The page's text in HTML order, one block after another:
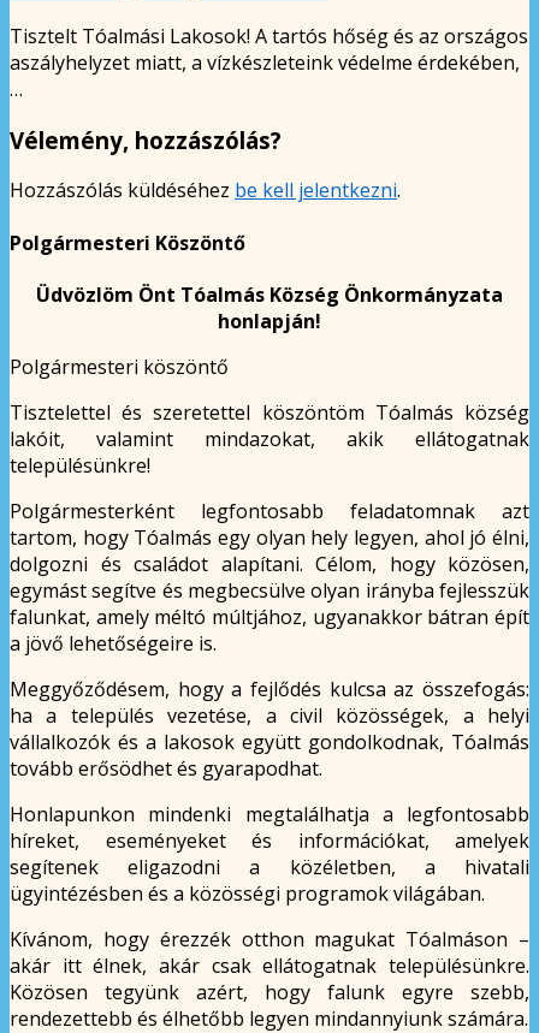
Tisztelt Tóalmási Lakosok! A tartós hőség és az országos
aszályhelyzet miatt, a vízkészleteink védelme érdekében,
…
Vélemény, hozzászólás?
Hozzászólás küldéséhez be kell jelentkezni.
Polgármesteri Köszöntő
Üdvözlöm Önt Tóalmás Község Önkormányzata
honlapján!
Polgármesteri köszöntő
Tisztelettel és szeretettel köszöntöm Tóalmás község
lakóit, valamint mindazokat, akik ellátogatnak
településünkre!
Polgármesterként legfontosabb feladatomnak azt
tartom, hogy Tóalmás egy olyan hely legyen, ahol jó élni,
dolgozni és családot alapítani. Célom, hogy közösen,
egymást segítve és megbecsülve olyan irányba fejlesszük
falunkat, amely méltó múltjához, ugyanakkor bátran épít
a jövő lehetőségeire is.
Meggyőződésem, hogy a fejlődés kulcsa az összefogás:
ha a település vezetése, a civil közösségek, a helyi
vállalkozók és a lakosok együtt gondolkodnak, Tóalmás
tovább erősödhet és gyarapodhat.
Honlapunkon mindenki megtalálhatja a legfontosabb
híreket, eseményeket és információkat, amelyek
segítenek eligazodni a közéletben, a hivatali
ügyintézésben és a közösségi programok világában.
Kívánom, hogy érezzék otthon magukat Tóalmáson –
akár itt élnek, akár csak ellátogatnak településünkre.
Közösen tegyünk azért, hogy falunk egyre szebb,
rendezettebb és élhetőbb legyen mindannyiunk számára.